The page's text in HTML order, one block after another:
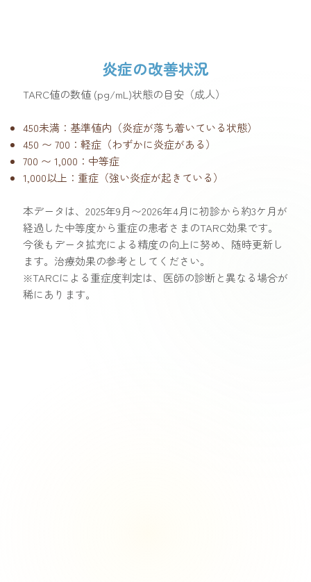
炎症の改善状況
TARC値の数値 (pg/mL)状態の目安（成人）
450未満：基準値内（炎症が落ち着いている状態）
450 〜 700：軽症（わずかに炎症がある）
700 〜 1,000：中等症
1,000以上：重症（強い炎症が起きている）
本データは、2025年9月〜2026年4月に初診から約3ケ月が
経過した中等度から重症の患者さまのTARC効果です。
今後もデータ拡充による精度の向上に努め、随時更新し
ます。治療効果の参考としてください。
※TARCによる重症度判定は、医師の診断と異なる場合が
稀にあります。